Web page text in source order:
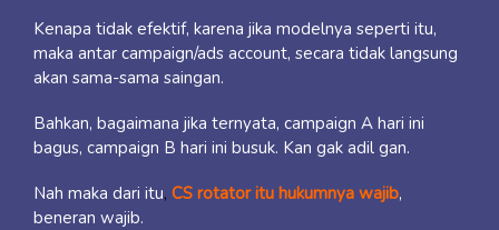
Kenapa tidak efektif, karena jika modelnya seperti itu,
maka antar campaign/ads account, secara tidak langsung
akan sama-sama saingan.
Bahkan, bagaimana jika ternyata, campaign A hari ini
bagus, campaign B hari ini busuk. Kan gak adil gan.
Nah maka dari itu, CS rotator itu hukumnya wajib,
beneran wajib.